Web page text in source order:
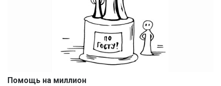
Помощь на миллион